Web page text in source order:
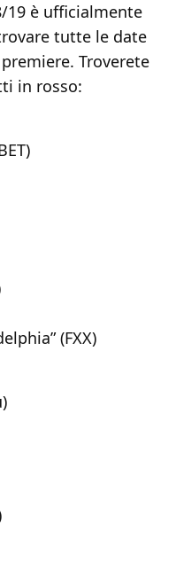
19 è ufficialmente
tutte le date
Troverete
in rosso:
(FXX)